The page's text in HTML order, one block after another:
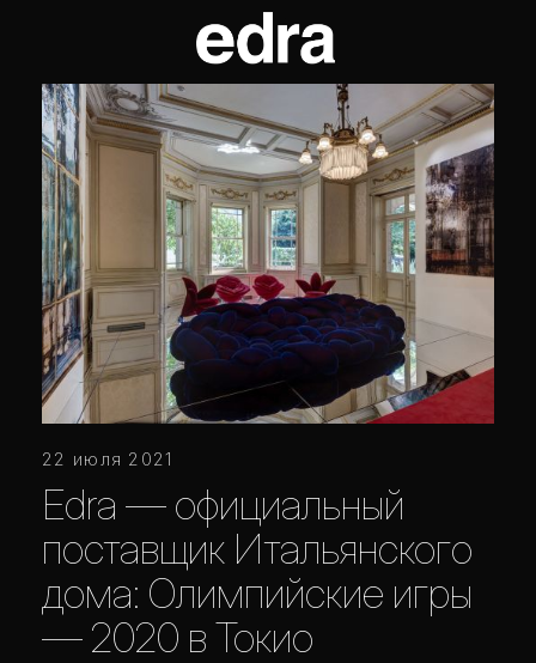
22 июля 2021
Edra — официальный
поставщик Итальянского
дома: Олимпийские игры
— 2020 в Токио